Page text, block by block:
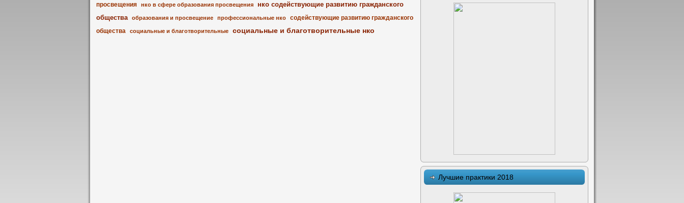
просвещения
нко в сфере образования просвещения
нко содействующие развитию гражданского
общества
образования и просвещение профессиональные нко
содействующие развитию гражданского
общества
социальные и благотворительные социальные и благотворительные нко
Лучшие практики 2018